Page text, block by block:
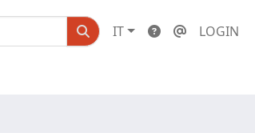
IT LOGIN